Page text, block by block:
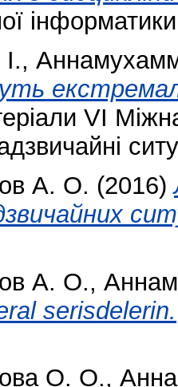
,
VІ
А. О. (2016)
А. О.,
serisdelerin.
О. О.,